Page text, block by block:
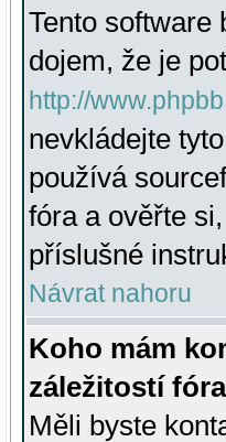
Tento software
dojem, že je
http://
nevkládejte
používá
fóra a ověřte
příslušné
Návrat nahoru
Koho mám
záležitostí
Měli byste